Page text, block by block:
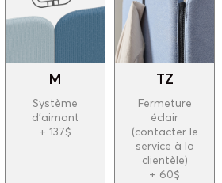
M
Système
d'aimant
+ 137$
TZ
Fermeture
éclair
(contacter le
service à la
clientèle)
+ 60$